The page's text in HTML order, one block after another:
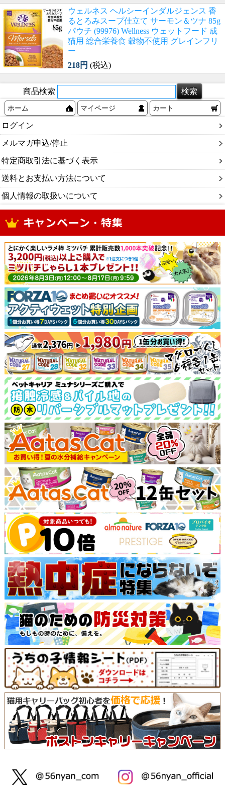
ウェルネス ヘルシーインダルジェンス 香
るとろみスープ仕立て サーモン＆ツナ 85g
パウチ (99976) Wellness ウェットフード 成
猫用 総合栄養食 穀物不使用 グレインフリ
ー
218円 (税込)
商品検索
ホーム マイページ カート
ログイン
メルマガ申込/停止
特定商取引法に基づく表示
送料とお支払い方法について
個人情報の取扱いについて